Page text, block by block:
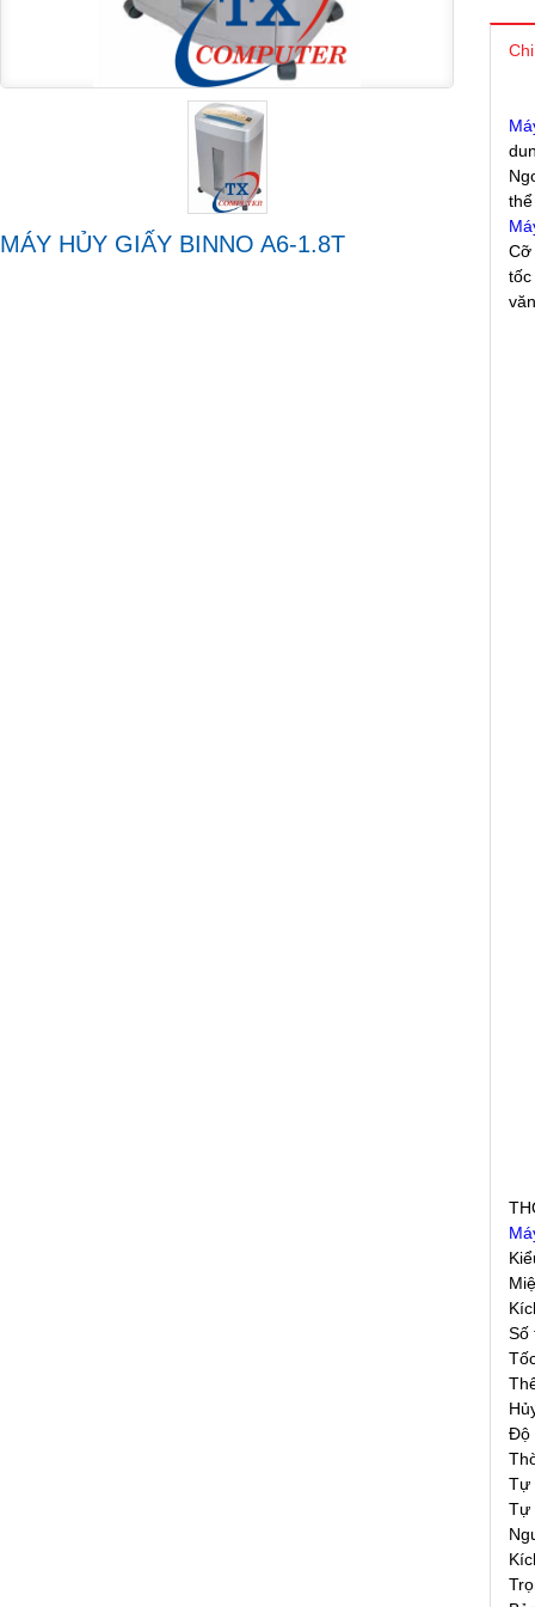
MÁY HỦY GIẤY BINNO A6-1.8T
Cỡ
Số
Độ
Tự
Tự